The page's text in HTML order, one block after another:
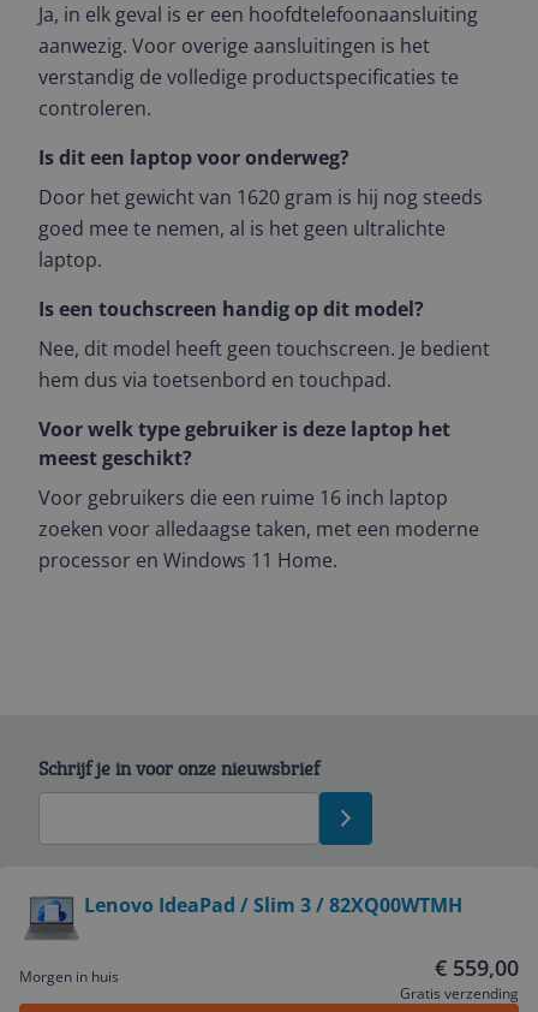
Ja, in elk geval is er een hoofdtelefoonaansluiting
aanwezig. Voor overige aansluitingen is het
verstandig de volledige productspecificaties te
controleren.
Is dit een laptop voor onderweg?
Door het gewicht van 1620 gram is hij nog steeds
goed mee te nemen, al is het geen ultralichte
laptop.
Is een touchscreen handig op dit model?
Nee, dit model heeft geen touchscreen. Je bedient
hem dus via toetsenbord en touchpad.
Voor welk type gebruiker is deze laptop het
meest geschikt?
Voor gebruikers die een ruime 16 inch laptop
zoeken voor alledaagse taken, met een moderne
processor en Windows 11 Home.
Lenovo IdeaPad / Slim 3 / 82XQ00WTMH
Morgen in huis € 559,00
Gratis verzending
Schrijf je in voor onze nieuwsbrief